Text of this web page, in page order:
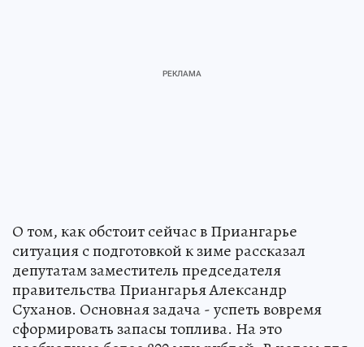
О том, как обстоит сейчас в Приангарье
ситуация с подготовкой к зиме рассказал
депутатам заместитель председателя
правительства Приангарья Александр
Суханов. Основная задача - успеть вовремя
сформировать запасы топлива. На это